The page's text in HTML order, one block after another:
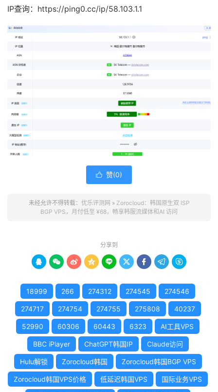
IP查询：https://ping0.cc/ip/58.103.1.1
 赞(0)
未经允许不得转载： 优乐评测网 » Zorocloud：韩国原生双 ISP
BGP VPS，月付低至 ¥68，畅享韩服流媒体和AI 访问
分享到
        
18999 266 274312 274545 274546
274717 274754 274755 275808 40237
52990 60306 60443 6323 AI工具VPS
BBC iPlayer ChatGPT韩国IP Claude访问
Hulu解锁 Zorocloud韩国 Zorocloud韩国BGP VPS
Zorocloud韩国VPS价格 低延迟韩国VPS 国际业务VPS